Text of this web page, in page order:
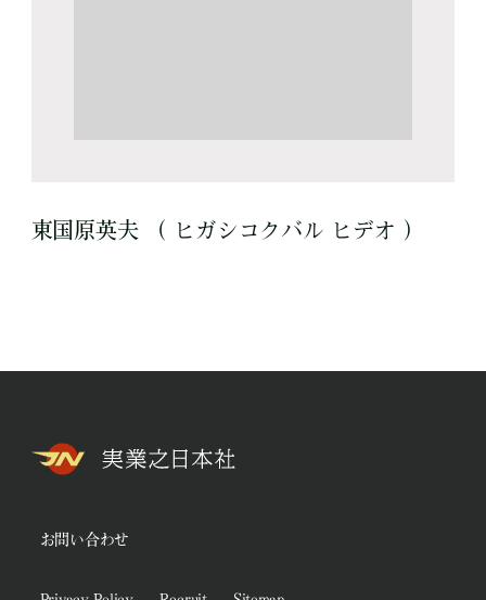
東国原英夫 （ ヒガシコクバル ヒデオ ）
お問い合わせ